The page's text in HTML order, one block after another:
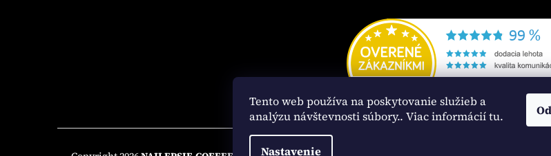
Tento web používa na poskytovanie služieb a
analýzu návštevnosti súbory.. Viac informácií tu.
Nastavenie